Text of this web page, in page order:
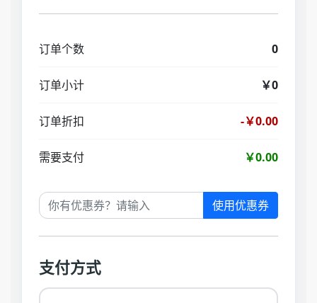
订单个数 0
订单小计 ￥0
订单折扣 -￥0.00
需要支付 ￥0.00
使用优惠券
支付方式